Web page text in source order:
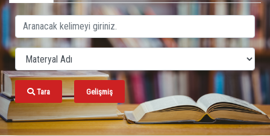
Tara Gelişmiş